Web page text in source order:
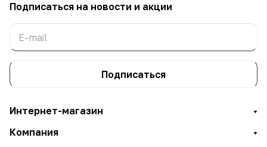
Подписаться на новости и акции
Подписаться
Интернет-магазин
Компания